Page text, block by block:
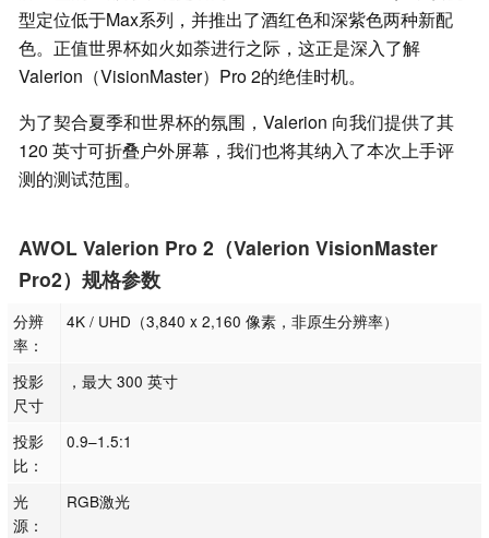
型定位低于Max系列，并推出了酒红色和深紫色两种新配
色。正值世界杯如火如荼进行之际，这正是深入了解
Valerion（VisionMaster）Pro 2的绝佳时机。
为了契合夏季和世界杯的氛围，Valerion 向我们提供了其
120 英寸可折叠户外屏幕，我们也将其纳入了本次上手评
测的测试范围。
AWOL Valerion Pro 2（Valerion VisionMaster
Pro2）规格参数
分辨
率：
4K / UHD（3,840 x 2,160 像素，非原生分辨率）
投影
尺寸
，最大 300 英寸
投影
比：
0.9–1.5:1
光
源：
RGB激光